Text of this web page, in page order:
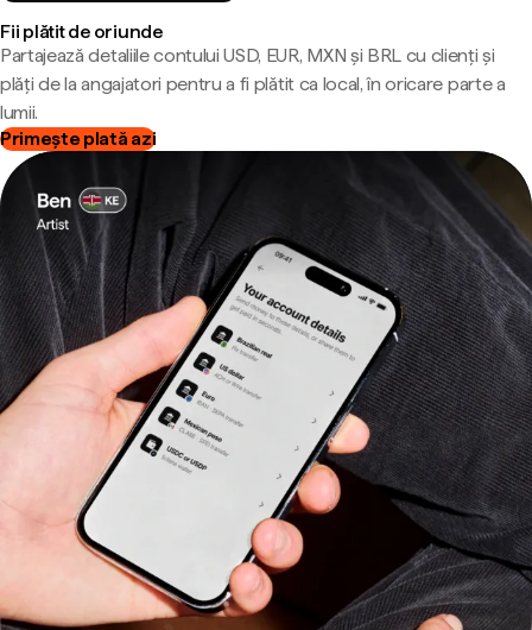
Fii plătit de oriunde
Partajează detaliile contului USD, EUR, MXN și BRL cu clienți și
plăți de la angajatori pentru a fi plătit ca local, în oricare parte a
lumii.
Primește plată azi